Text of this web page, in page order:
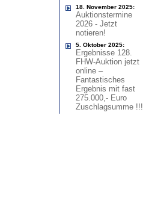
18. November 2025:
Auktionstermine
2026 - Jetzt
notieren!
5. Oktober 2025:
Ergebnisse 128.
FHW-Auktion jetzt
online –
Fantastisches
Ergebnis mit fast
275.000,- Euro
Zuschlagsumme !!!